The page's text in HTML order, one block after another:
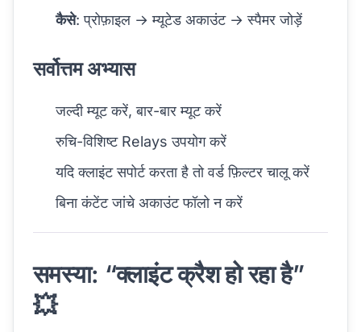
कैसे: प्रोफ़ाइल → म्यूटेड अकाउंट → स्पैमर जोड़ें
सर्वोत्तम अभ्यास
जल्दी म्यूट करें, बार-बार म्यूट करें
रुचि-विशिष्ट Relays उपयोग करें
यदि क्लाइंट सपोर्ट करता है तो वर्ड फ़िल्टर चालू करें
बिना कंटेंट जांचे अकाउंट फॉलो न करें
समस्या: “क्लाइंट क्रैश हो रहा है”
💥